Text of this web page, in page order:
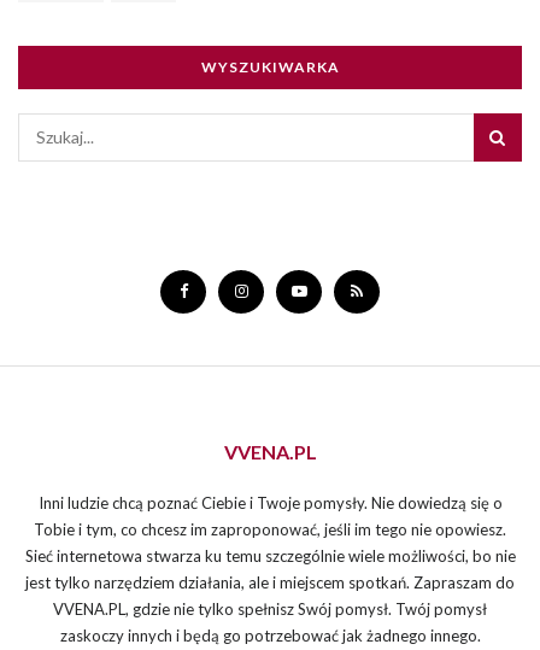
WYSZUKIWARKA
VVENA.PL
Inni ludzie chcą poznać Ciebie i Twoje pomysły. Nie dowiedzą się o
Tobie i tym, co chcesz im zaproponować, jeśli im tego nie opowiesz.
Sieć internetowa stwarza ku temu szczególnie wiele możliwości, bo nie
jest tylko narzędziem działania, ale i miejscem spotkań. Zapraszam do
VVENA.PL, gdzie nie tylko spełnisz Swój pomysł. Twój pomysł
zaskoczy innych i będą go potrzebować jak żadnego innego.